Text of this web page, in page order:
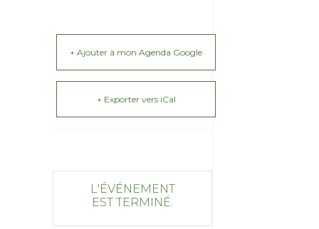
+ Ajouter à mon Agenda Google
+ Exporter vers iCal
L'ÉVÉNEMENT
EST TERMINÉ.